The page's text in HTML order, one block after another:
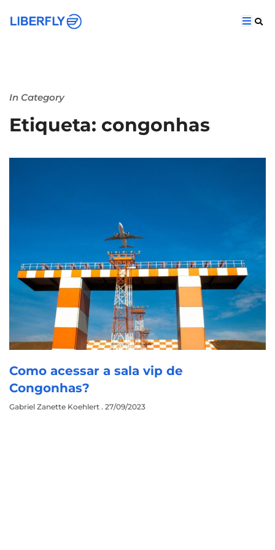
In Category
Etiqueta: congonhas
Como acessar a sala vip de
Congonhas?
Gabriel Zanette Koehlert 27/09/2023